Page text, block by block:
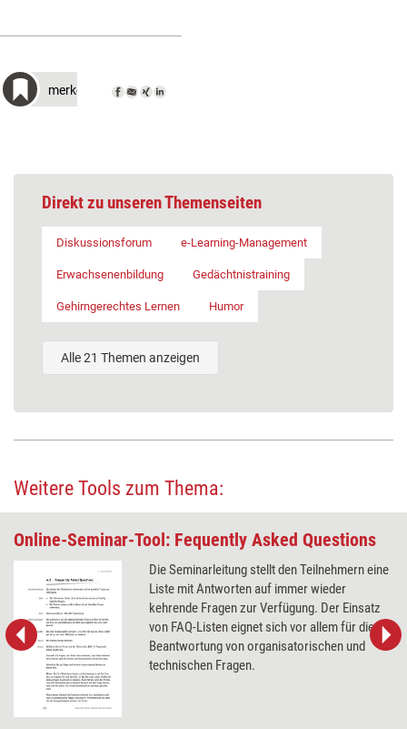
merken
Direkt zu unseren Themenseiten
Diskussionsforum e-Learning-Management
Erwachsenenbildung Gedächtnistraining
Gehirngerechtes Lernen Humor
Alle 21 Themen anzeigen
Weitere Tools zum Thema:
Online-Seminar-Tool: Fequently Asked Questions
Die Seminarleitung stellt den Teilnehmern eine
Liste mit Antworten auf immer wieder
kehrende Fragen zur Verfügung. Der Einsatz
von FAQ-Listen eignet sich vor allem für die
Beantwortung von organisatorischen und
technischen Fragen.